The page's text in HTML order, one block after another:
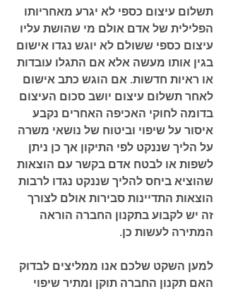
תשלום עיצום כספי לא יגרע מאחריותו
הפלילית של אדם אולם מי שהושת עליו
עיצום כספי ששולם לא יוגש נגדו אישום
בגין אותו מעשה אלא אם התגלו עובדות
או ראיות חדשות. אם הוגש כתב אישום
לאחר תשלום עיצום יושב סכום העיצום
בדומה לחוקי האכיפה האחרים נקבע
איסור על שיפוי וביטוח של נושאי משרה
על הליך שננקט לפי התיקון אך כן ניתן
לשפות או לבטח אדם בקשר עם הוצאות
שהוציא ביחס להליך שננקט נגדו לרבות
הוצאות התדיינות סבירות אולם לצורך
זה יש לקבוע בתקנון החברה הוראה
המתירה לעשות כן.
למען השקט שלכם אנו ממליצים לבדוק
האם תקנון החברה תוקן ומתיר שיפוי